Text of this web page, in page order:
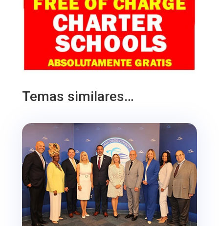
Temas similares…